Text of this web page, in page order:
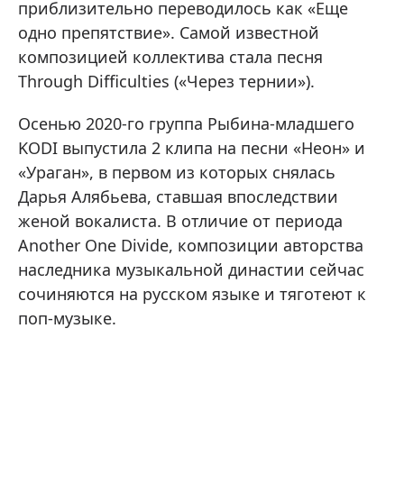
приблизительно переводилось как «Еще
одно препятствие». Самой известной
композицией коллектива стала песня
Through Difficulties («Через тернии»).
Осенью 2020-го группа Рыбина-младшего
KODI выпустила 2 клипа на песни «Неон» и
«Ураган», в первом из которых снялась
Дарья Алябьева, ставшая впоследствии
женой вокалиста. В отличие от периода
Another One Divide, композиции авторства
наследника музыкальной династии сейчас
сочиняются на русском языке и тяготеют к
поп-музыке.